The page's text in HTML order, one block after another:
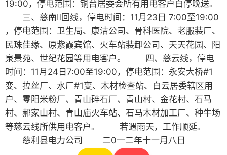
19:00，停电范围：铜台居委会所有用电客户白停晚送。
三、慈南Ⅱ回线，停电时间：11月23日 7:00至19:00
，停电范围：卫生局、康洁公司、骨科医院、老服装厂、
民珠佳缘、原紫霞宾馆、火车站装卸公司、天天花园、阳
泉景苑、世纪花园等用电客户。 四、慈云线，停电
时间：11月24日7:00至19:00，停电范围：永安大桥#1
变、拉丝厂、水厂#1变、木材检查站、白云居委辖区用
户、零阳米粉厂、青山碎石厂、青山村、金花村、石马
村、郝家山村、青山庙火车站、石马木材加工厂、种牛场
等慈云线所供用电客户。 若遇雨天，工作顺延。
慈利县电力公司 二0一二年十一月八日